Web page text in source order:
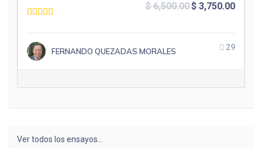
$6,500.00$ 3,750.00
FERNANDO QUEZADAS MORALES 29
Ver todos los ensayos…